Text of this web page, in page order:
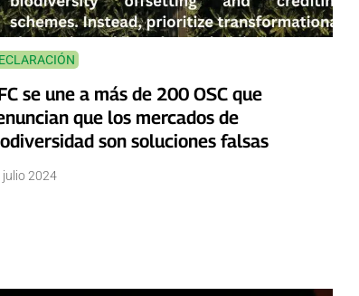
se une a más de 200 OSC que
que los mercados de
son soluciones falsas
julio 2024